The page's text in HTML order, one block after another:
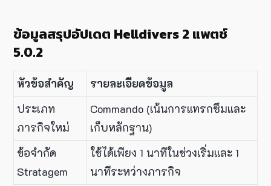
ข้อมูลสรุปอัปเดต Helldivers 2 แพตช์
5.0.2
หัวข้อสำคัญ
รายละเอียดข้อมูล
ประเภท
ภารกิจใหม่
Commando (เน้นการแทรกซึมและ
เก็บหลักฐาน)
ข้อจำกัด
Stratagem
ใช้ได้เพียง 1 นาทีในช่วงเริ่มและ 1
นาทีระหว่างภารกิจ